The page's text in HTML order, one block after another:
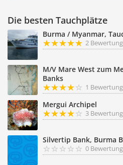
Die besten Tauchplätze
Burma / Myanmar,
2
M/V Mare West zum
Banks
1
Mergui Archipel
3
Silvertip Bank, Burma
0